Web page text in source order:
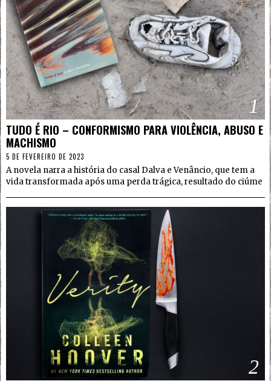
1
TUDO É RIO – CONFORMISMO PARA VIOLÊNCIA, ABUSO E
MACHISMO
5 DE FEVEREIRO DE 2023
A novela narra a história do casal Dalva e Venâncio, que tem a
vida transformada após uma perda trágica, resultado do ciúme
2